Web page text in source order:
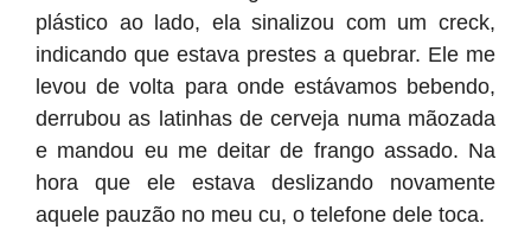
plástico ao lado, ela sinalizou com um creck,
indicando que estava prestes a quebrar. Ele me
levou de volta para onde estávamos bebendo,
derrubou as latinhas de cerveja numa mãozada
e mandou eu me deitar de frango assado. Na
hora que ele estava deslizando novamente
aquele pauzão no meu cu, o telefone dele toca.